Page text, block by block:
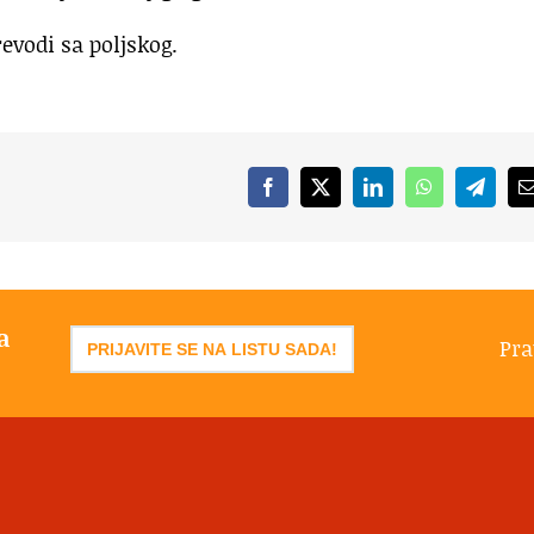
sa poljskog.
Facebook
X LinkedInWhatsApp
PRIJAVITE SE NA LISTU SADA!